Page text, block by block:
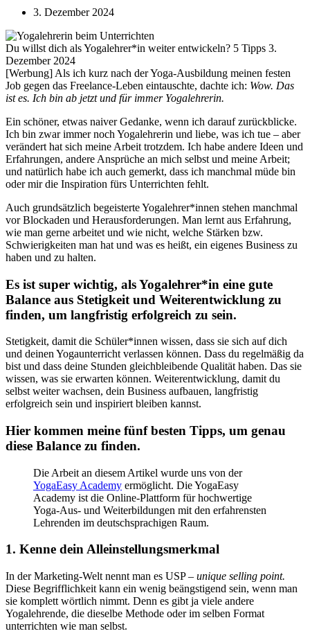
3. Dezember 2024
Du willst dich als Yogalehrer*in weiter entwickeln? 5 Tipps 3.
Dezember 2024
[Werbung] Als ich kurz nach der Yoga-Ausbildung meinen festen
Job gegen das Freelance-Leben eintauschte, dachte ich: Wow. Das
ist es. Ich bin ab jetzt und für immer Yogalehrerin.
Ein schöner, etwas naiver Gedanke, wenn ich darauf zurückblicke.
Ich bin zwar immer noch Yogalehrerin und liebe, was ich tue – aber
verändert hat sich meine Arbeit trotzdem. Ich habe andere Ideen und
Erfahrungen, andere Ansprüche an mich selbst und meine Arbeit;
und natürlich habe ich auch gemerkt, dass ich manchmal müde bin
oder mir die Inspiration fürs Unterrichten fehlt.
Auch grundsätzlich begeisterte Yogalehrer*innen stehen manchmal
vor Blockaden und Herausforderungen. Man lernt aus Erfahrung,
wie man gerne arbeitet und wie nicht, welche Stärken bzw.
Schwierigkeiten man hat und was es heißt, ein eigenes Business zu
haben und zu halten.
Es ist super wichtig, als Yogalehrer*in eine gute
Balance aus Stetigkeit und Weiterentwicklung zu
finden, um langfristig erfolgreich zu sein.
Stetigkeit, damit die Schüler*innen wissen, dass sie sich auf dich
und deinen Yogaunterricht verlassen können. Dass du regelmäßig da
bist und dass deine Stunden gleichbleibende Qualität haben. Das sie
wissen, was sie erwarten können. Weiterentwicklung, damit du
selbst weiter wachsen, dein Business aufbauen, langfristig
erfolgreich sein und inspiriert bleiben kannst.
Hier kommen meine fünf besten Tipps, um genau
diese Balance zu finden.
Die Arbeit an diesem Artikel wurde uns von der
YogaEasy Academy ermöglicht. Die YogaEasy
Academy ist die Online-Plattform für hochwertige
Yoga-Aus- und Weiterbildungen mit den erfahrensten
Lehrenden im deutschsprachigen Raum.
1. Kenne dein Alleinstellungsmerkmal
In der Marketing-Welt nennt man es USP – unique selling point.
Diese Begrifflichkeit kann ein wenig beängstigend sein, wenn man
sie komplett wörtlich nimmt. Denn es gibt ja viele andere
Yogalehrende, die dieselbe Methode oder im selben Format
unterrichten wie man selbst.